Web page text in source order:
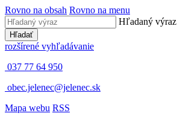
Rovno na obsah Rovno na menu
Hľadaný výraz
Hľadať
rozšírené vyhľadávanie
037 77 64 950
obec.jelenec@jelenec.sk
Mapa webu RSS